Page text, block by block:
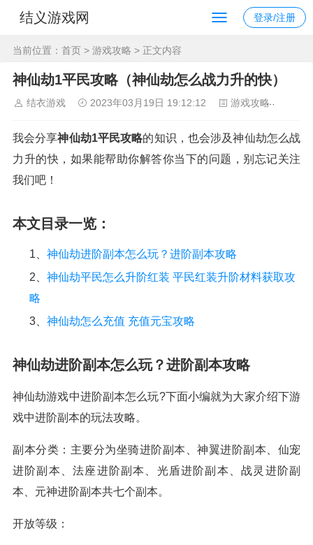
结义游戏网 登录/注册
当前位置： 首页 > 游戏攻略 > 正文内容
神仙劫1平民攻略（神仙劫怎么战力升的快）
结衣游戏 2023年03月19日 19:12:12 游戏攻略
我会分享神仙劫1平民攻略的知识，也会涉及神仙劫怎么战
力升的快，如果能帮助你解答你当下的问题，别忘记关注
我们吧！
本文目录一览：
1、 神仙劫进阶副本怎么玩？进阶副本攻略
2、 神仙劫平民怎么升阶红装 平民红装升阶材料获取攻
略
3、 神仙劫怎么充值 充值元宝攻略
神仙劫进阶副本怎么玩？进阶副本攻略
神仙劫游戏中进阶副本怎么玩?下面小编就为大家介绍下游
戏中进阶副本的玩法攻略。
副本分类：主要分为坐骑进阶副本、神翼进阶副本、仙宠
进阶副本、法座进阶副本、光盾进阶副本、战灵进阶副
本、元神进阶副本共七个副本。
开放等级：